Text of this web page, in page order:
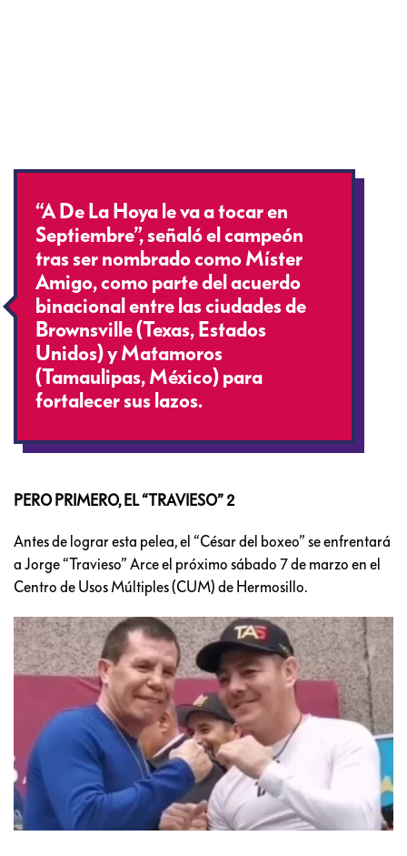
“A De La Hoya le va a tocar en
Septiembre”, señaló el campeón
tras ser nombrado como Míster
Amigo, como parte del acuerdo
binacional entre las ciudades de
Brownsville (Texas, Estados
Unidos) y Matamoros
(Tamaulipas, México) para
fortalecer sus lazos.
PERO PRIMERO, EL “TRAVIESO” 2
Antes de lograr esta pelea, el “César del boxeo” se enfrentará
a Jorge “Travieso” Arce el próximo sábado 7 de marzo en el
Centro de Usos Múltiples (CUM) de Hermosillo.